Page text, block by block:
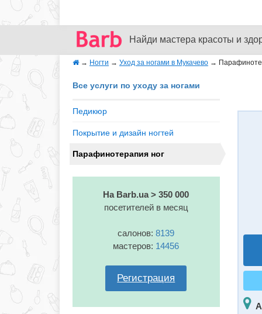
Найди мастера красоты и
→ Ногти → Уход за ногами в Мукачево →
Все услуги по уходу за ногами
Педикюр
Покрытие и дизайн ногтей
Парафинотерапия ног
На Barb.ua > 350 000
посетителей в месяц
салонов:8139
мастеров: 14456
Регистрация